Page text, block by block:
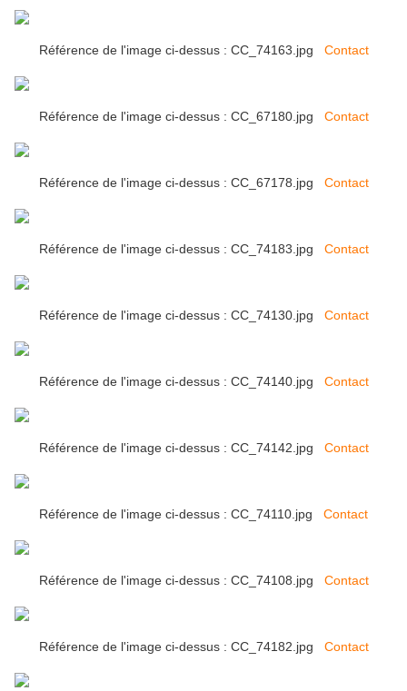
Référence de l'image ci-dessus : CC_74163.jpg Contact
Référence de l'image ci-dessus : CC_67180.jpg Contact
Référence de l'image ci-dessus : CC_67178.jpg Contact
Référence de l'image ci-dessus : CC_74183.jpg Contact
Référence de l'image ci-dessus : CC_74130.jpg Contact
Référence de l'image ci-dessus : CC_74140.jpg Contact
Référence de l'image ci-dessus : CC_74142.jpg Contact
Référence de l'image ci-dessus : CC_74110.jpg Contact
Référence de l'image ci-dessus : CC_74108.jpg Contact
Référence de l'image ci-dessus : CC_74182.jpg Contact